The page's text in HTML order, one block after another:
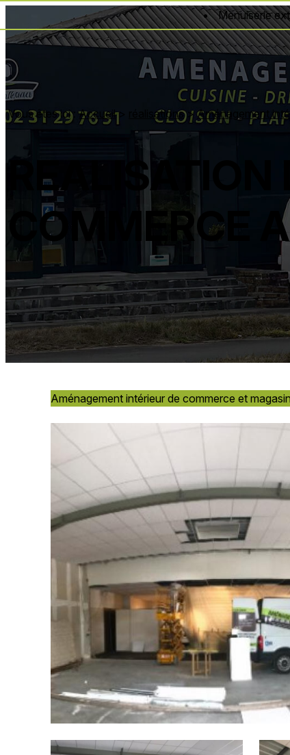
Menuiserie
Vous êtes ici : Accueil> réalisations> Aménagement
REALISATION
COMMERCE
Aménagement intérieur de commerce et
Panneau de gestion des cookies